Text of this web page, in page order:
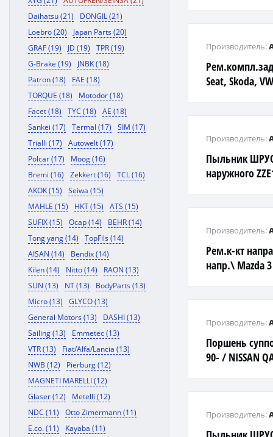
Daihatsu (21)
DONGIL (21)
Loebro (20)
Japan Parts (20)
GRAF (19)
JD (19)
TPR (19)
G-Brake (19)
JNBK (18)
Patron (18)
FAE (18)
TORQUE (18)
Motodor (18)
Facet (18)
TYC (18)
AE (18)
Sankei (17)
Termal (17)
SIM (17)
Trialli (17)
Autowelt (17)
Polcar (17)
Moog (16)
Bremi (16)
Zekkert (16)
TCL (16)
AKOK (15)
Seiwa (15)
MAHLE (15)
HKT (15)
ATS (15)
SUFIX (15)
Ocap (14)
BEHR (14)
Tong yang (14)
TopFils (14)
AISAN (14)
Bendix (14)
Kilen (14)
Nitto (14)
RAON (13)
SUN (13)
NT (13)
BodyParts (13)
Micro (13)
GLYCO (13)
General Motors (13)
DASHI (13)
Sailing (13)
Emmetec (13)
VTR (13)
Fiat/Alfa/Lancia (13)
NWB (12)
Pierburg (12)
MAGNETI MARELLI (12)
Glaser (12)
Metelli (12)
NDC (11)
Otto Zimermann (11)
E.co. (11)
Kayaba (11)
Seat, Skoda,
Производитель:
Пыльник
наружного
Производитель:
Рем.к-кт
напр.\ Mazda
Производитель:
Поршень
90- / NISSAN
Производитель:
Производитель: